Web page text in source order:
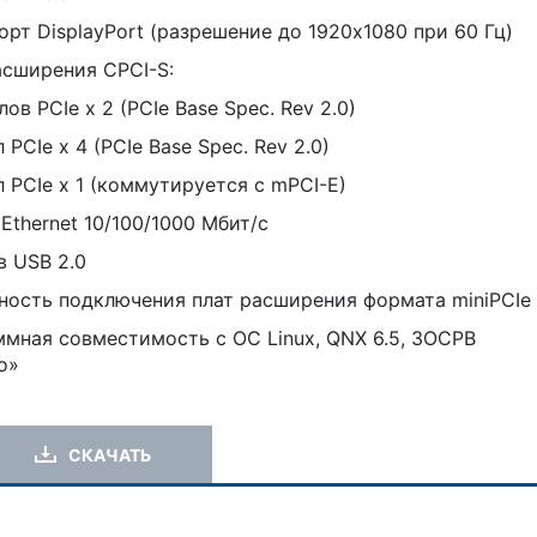
DisplayPort (разрешение до 1920x1080 при 60 Гц)
CPCI-S:
PCIe x 2 (PCIe Base Spec. Rev 2.0)
PCIe x 4 (PCIe Base Spec. Rev 2.0)
PCIe x 1 (коммутируется с mPCI-E)
10/100/1000 Мбит/с
USB 2.0
подключения плат расширения формата miniPCIe
совместимость с ОС Linux, QNX 6.5, ЗОСРВ
СКАЧАТЬ